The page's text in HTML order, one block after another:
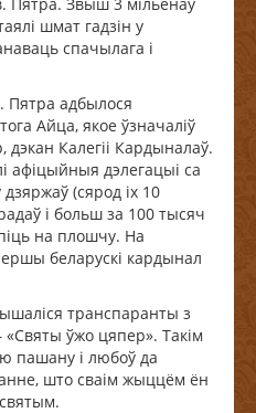
шмат гадзін у
спачылага і
Пятра адбылося
Айца, якое ўзначаліў
Калегіі Кардыналаў.
афіцыйныя дэлегацыі са
дзяржаў (сярод іх 10
і больш за 100 тысяч
на плошчу. На
беларускі кардынал
транспаранты з
ўжо цяпер». Такім
пашану і любоў да
што сваім жыццём ён